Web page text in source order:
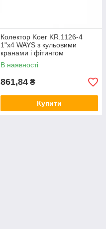
Колектор Koer KR.1126-4
1"x4 WAYS з кульовими
кранами і фітингом
В наявності
861,84 ₴
Купити